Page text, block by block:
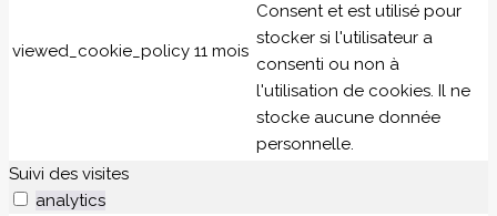
viewed_cookie_policy 11 mois
Consent et est utilisé pour
stocker si l'utilisateur a
consenti ou non à
l'utilisation de cookies. Il ne
stocke aucune donnée
personnelle.
Suivi des visites
analytics